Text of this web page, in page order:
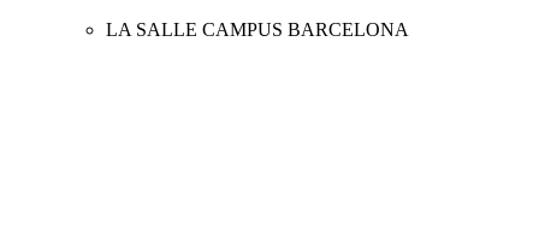
LA SALLE CAMPUS BARCELONA